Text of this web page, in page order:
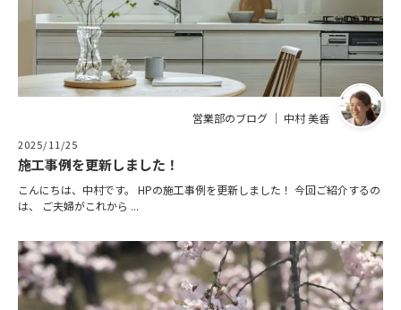
営業部のブログ ｜ 中村 美香
2025/11/25
施工事例を更新しました！
こんにちは、中村です。 HPの施工事例を更新しました！ 今回ご紹介するの
は、 ご夫婦がこれから ...